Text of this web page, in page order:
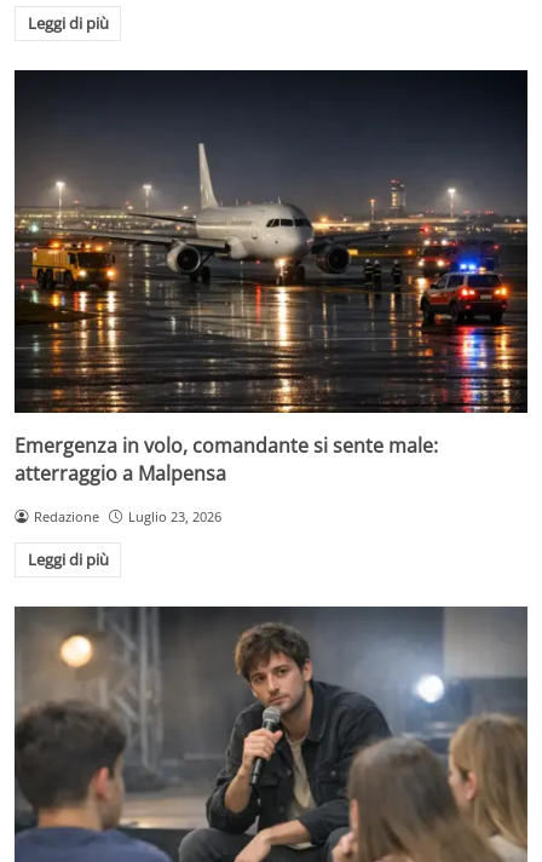
Leggi di più
Emergenza in volo, comandante si sente male:
atterraggio a Malpensa
Redazione Luglio 23, 2026
Leggi di più